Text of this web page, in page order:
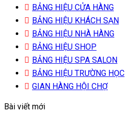
BẢNG HIỆU CỬA HÀNG
BẢNG HIỆU KHÁCH SẠN
BẢNG HIỆU NHÀ HÀNG
BẢNG HIỆU SHOP
BẢNG HIỆU SPA SALON
BẢNG HIỆU TRƯỜNG HỌC
GIAN HÀNG HỘI CHỢ
Bài viết mới